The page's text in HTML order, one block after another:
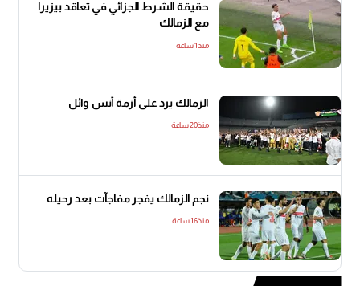
حقيقة الشرط الجزائي في تعاقد بيزيرا
مع الزمالك
منذ1 ساعة
الزمالك يرد على أزمة أنس وائل
منذ20 ساعة
نجم الزمالك يفجر مفاجآت بعد رحيله
منذ16 ساعة